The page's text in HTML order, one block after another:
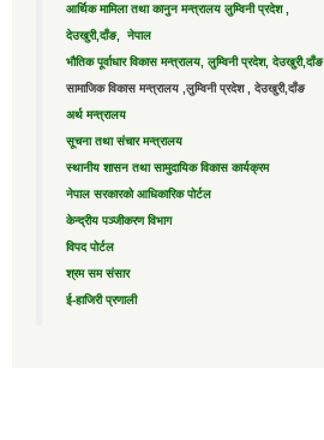
आर्थिक मामिला तथा कानुन मन्त्रालय लुम्विनी प्रदेश ,
देउखुरी,दाँङ, नेपाल
भौतिक पूर्वाधार विकास मन्त्रालय, लुम्विनी प्रदेश, देउखुरी,दाँङ
सामाजिक विकास मन्त्रालय ,लुम्विनी प्रदेश , देउखुरी,दाँङ
अर्थ मन्त्रालय
सूचना तथा संचार मन्त्रालय
स्थानीय शासन तथा सामुदायिक विकास कार्यक्रम
नेपाल सरकारको आधिकारिक पोर्टल
केन्द्रीय पञ्जीकरण विभाग
विपद पोर्टल
श्रम सम संसार
ई-हाजिरी प्रणाली